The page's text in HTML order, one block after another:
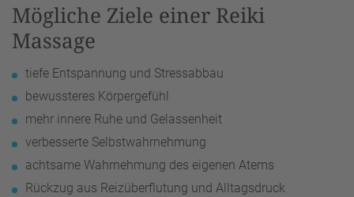
Mögliche Ziele einer Reiki
Massage
tiefe Entspannung und Stressabbau
bewussteres Körpergefühl
mehr innere Ruhe und Gelassenheit
verbesserte Selbstwahrnehmung
achtsame Wahrnehmung des eigenen Atems
Rückzug aus Reizüberflutung und Alltagsdruck